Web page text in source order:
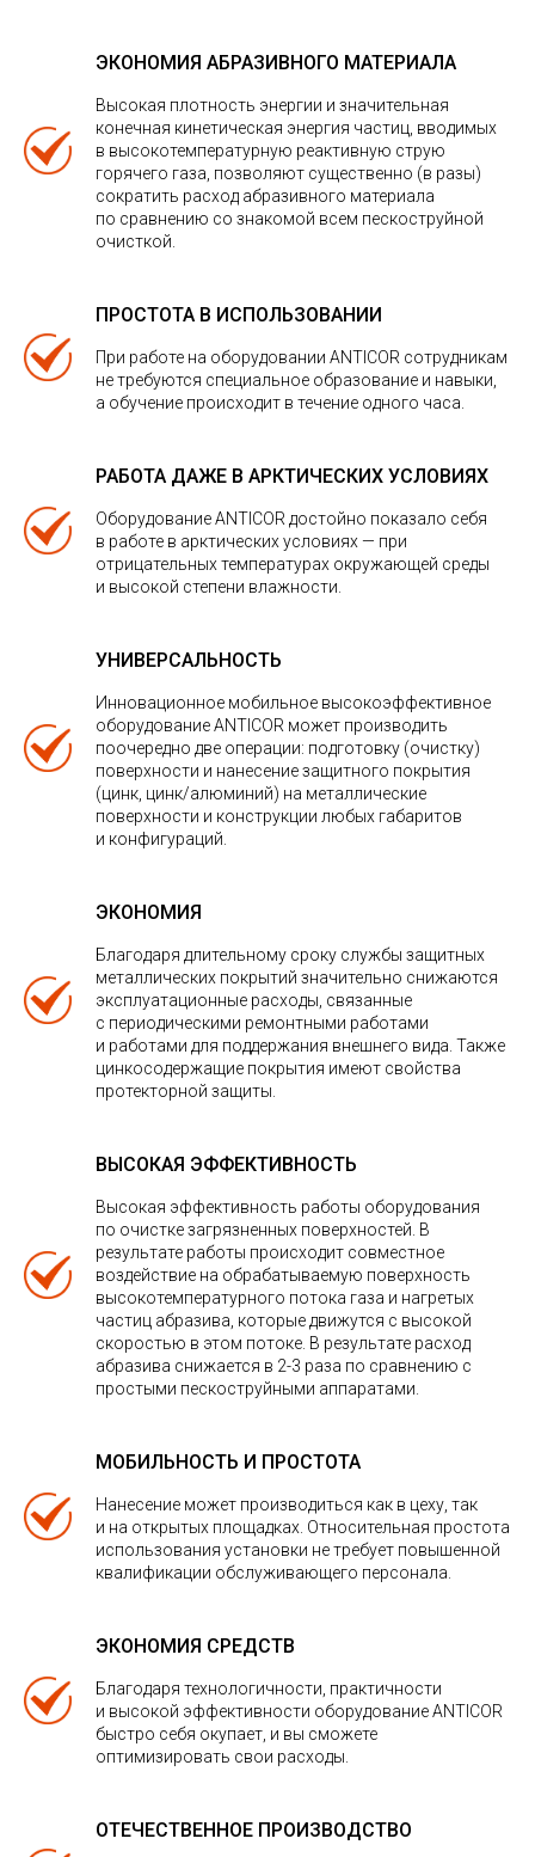
ЭКОНОМИЯ АБРАЗИВНОГО МАТЕРИАЛА
Высокая плотность энергии и значительная
конечная кинетическая энергия частиц, вводимых
в высокотемпературную реактивную струю
горячего газа, позволяют существенно (в разы)
сократить расход абразивного материала
по сравнению со знакомой всем пескоструйной
очисткой.
ПРОСТОТА В ИСПОЛЬЗОВАНИИ
При работе на оборудовании ANTICOR сотрудникам
не требуются специальное образование и навыки,
а обучение происходит в течение одного часа.
РАБОТА ДАЖЕ В АРКТИЧЕСКИХ УСЛОВИЯХ
Оборудование ANTICOR достойно показало себя
в работе в арктических условиях — при
отрицательных температурах окружающей среды
и высокой степени влажности.
УНИВЕРСАЛЬНОСТЬ
Инновационное мобильное высокоэффективное
оборудование ANTICOR может производить
поочередно две операции: подготовку (очистку)
поверхности и нанесение защитного покрытия
(цинк, цинк/алюминий) на металлические
поверхности и конструкции любых габаритов
и конфигураций.
ЭКОНОМИЯ
Благодаря длительному сроку службы защитных
металлических покрытий значительно снижаются
эксплуатационные расходы, связанные
с периодическими ремонтными работами
и работами для поддержания внешнего вида. Также
цинкосодержащие покрытия имеют свойства
протекторной защиты.
ВЫСОКАЯ ЭФФЕКТИВНОСТЬ
Высокая эффективность работы оборудования
по очистке загрязненных поверхностей. В
результате работы происходит совместное
воздействие на обрабатываемую поверхность
высокотемпературного потока газа и нагретых
частиц абразива, которые движутся с высокой
скоростью в этом потоке. В результате расход
абразива снижается в 2-3 раза по сравнению с
простыми пескоструйными аппаратами.
МОБИЛЬНОСТЬ И ПРОСТОТА
Нанесение может производиться как в цеху, так
и на открытых площадках. Относительная простота
использования установки не требует повышенной
квалификации обслуживающего персонала.
ЭКОНОМИЯ СРЕДСТВ
Благодаря технологичности, практичности
и высокой эффективности оборудование ANTICOR
быстро себя окупает, и вы сможете
оптимизировать свои расходы.
ОТЕЧЕСТВЕННОЕ ПРОИЗВОДСТВО